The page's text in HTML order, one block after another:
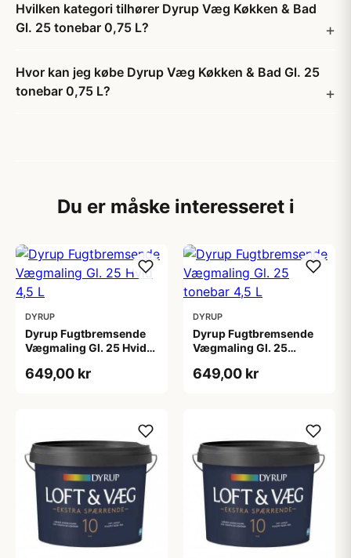
Hvilken kategori tilhører Dyrup Væg Køkken & Bad
Gl. 25 tonebar 0,75 L?
Hvor kan jeg købe Dyrup Væg Køkken & Bad Gl. 25
tonebar 0,75 L?
Du er måske interesseret i
DYRUP
Dyrup Fugtbremsende
Vægmaling Gl. 25 Hvid
649,00 kr
DYRUP
Dyrup Fugtbremsende
Vægmaling Gl. 25
649,00 kr